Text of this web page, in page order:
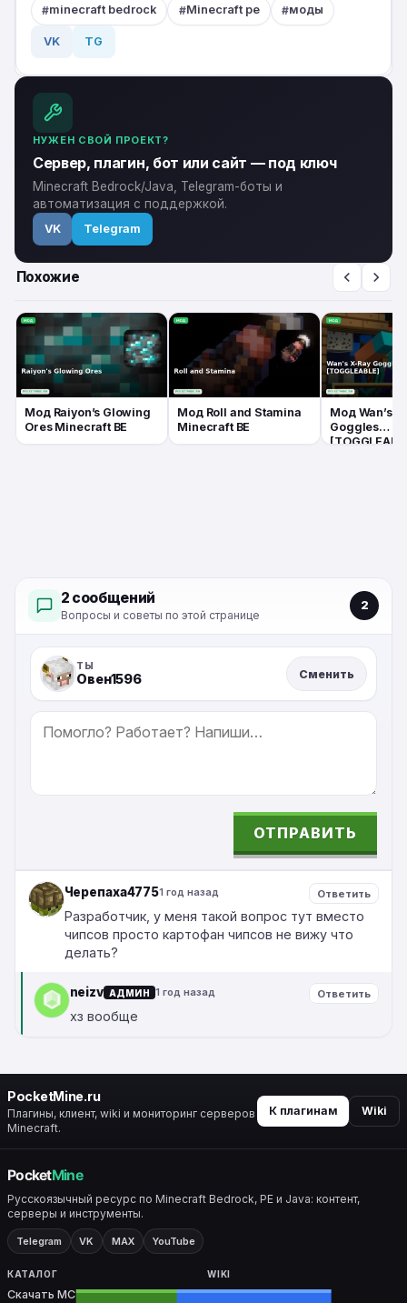
minecraft bedrock Minecraft pe моды
VK TG
НУЖЕН СВОЙ ПРОЕКТ?
Сервер, плагин, бот или сайт — под ключ
Minecraft Bedrock/Java, Telegram-боты и
автоматизация с поддержкой.
VK Telegram
Похожие
Мод Raiyon’s Glowing
Ores Minecraft BE
Мод Roll and Stamina
Minecraft BE
Мод Wan’s
Goggles
2 сообщений
Вопросы и советы по этой странице
2
ТЫ
Овен1596 Сменить
СООБЩЕНИЕ
ОТПРАВИТЬ
Черепаха47751 год назад Ответить
Разработчик, у меня такой вопрос тут вместо
чипсов просто картофан чипсов не вижу что
делать?
neizv АДМИН 1 год назад Ответить
хз вообще
PocketMine.ru
Плагины, клиент, wiki и мониторинг серверов
Minecraft.
К плагинам Wiki
Русскоязычный ресурс по Minecraft Bedrock, PE и Java: контент,
серверы и инструменты.
Telegram VK MAX YouTube
КАТАЛОГ
Скачать MC
WIKI
Все разделы